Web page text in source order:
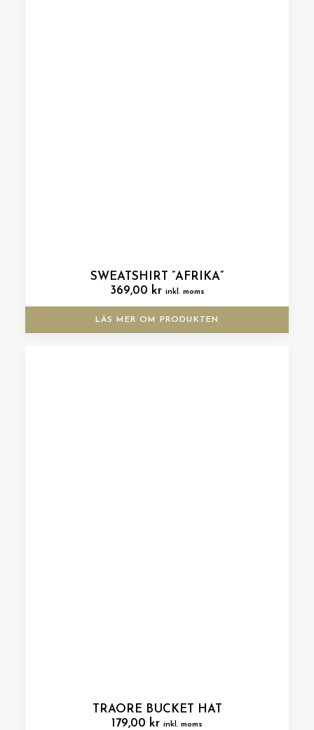
SWEATSHIRT ”AFRIKA”
369,00 kr inkl. moms
LÄS MER OM PRODUKTEN
TRAORE BUCKET HAT
179,00 kr inkl. moms